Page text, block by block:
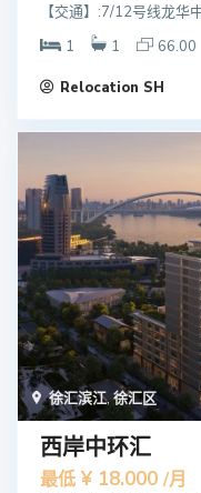
【交通】:7/12号线龙华
1
1 66.00
Relocation SH
徐汇滨江,徐汇区
西岸中环汇
最低 ¥ 18.000 /月